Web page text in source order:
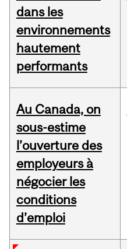
dans les
environnements
hautement
performants
Au Canada, on
sous-estime
l’ouverture des
employeurs à
négocier les
conditions
d’emploi